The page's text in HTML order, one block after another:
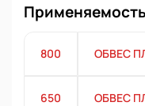
800 ОБВЕС
650 ОБВЕС